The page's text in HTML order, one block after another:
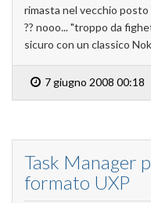
rimasta nel vecchio
?? nooo... "troppo da
sicuro con un classico
7 giugno 2008 00:18
Task Manager
formato UXP